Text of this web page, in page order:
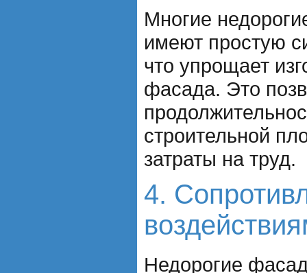
Многие
имеют простую
что упрощает
фасада. Это
строительной
затраты на труд.
4.
Недорогие